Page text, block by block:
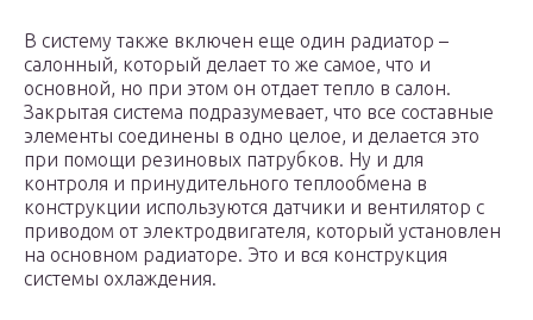
В систему также включен еще один радиатор –
салонный, который делает то же самое, что и
основной, но при этом он отдает тепло в салон.
Закрытая система подразумевает, что все составные
элементы соединены в одно целое, и делается это
при помощи резиновых патрубков. Ну и для
контроля и принудительного теплообмена в
конструкции используются датчики и вентилятор с
приводом от электродвигателя, который установлен
на основном радиаторе. Это и вся конструкция
системы охлаждения.